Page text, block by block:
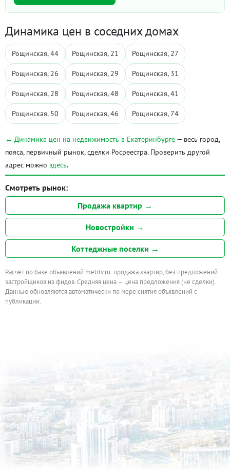
Динамика цен в соседних домах
Рощинская, 44 Рощинская, 21 Рощинская, 27
Рощинская, 26 Рощинская, 29 Рощинская, 31
Рощинская, 28 Рощинская, 48 Рощинская, 41
Рощинская, 50 Рощинская, 46 Рощинская, 74
← Динамика цен на недвижимость в Екатеринбурге — весь город,
пояса, первичный рынок, сделки Росреестра. Проверить другой
адрес можно здесь.
Смотреть рынок:
Продажа квартир →
Новостройки →
Коттеджные поселки →
Расчёт по базе объявлений metrtv.ru: продажа квартир, без предложений
застройщиков из фидов. Средняя цена — цена предложения (не сделки).
Данные обновляются автоматически по мере снятия объявлений с
публикации.